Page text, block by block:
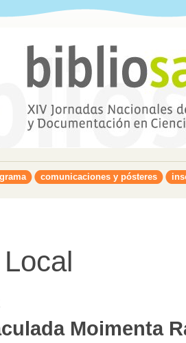
comunicaciones y pósteres
Moimenta